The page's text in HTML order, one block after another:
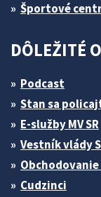
Športové
DÔLEŽITÉ
Podcast
Stan sa
E-služby MV SR
Vestník vlády
Cudzinci